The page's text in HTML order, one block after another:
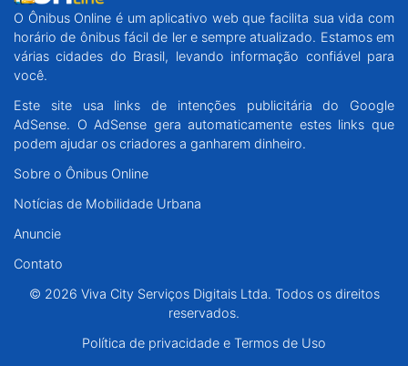
O Ônibus Online é um aplicativo web que facilita sua vida com
horário de ônibus fácil de ler e sempre atualizado. Estamos em
várias cidades do Brasil, levando informação confiável para
você.
Este site usa links de intenções publicitária do Google
AdSense. O AdSense gera automaticamente estes links que
podem ajudar os criadores a ganharem dinheiro.
Sobre o Ônibus Online
Notícias de Mobilidade Urbana
Anuncie
Contato
© 2026 Viva City Serviços Digitais Ltda. Todos os direitos
reservados.
Política de privacidade e Termos de Uso